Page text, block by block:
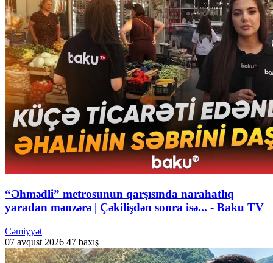
“Əhmədli” metrosunun qarşısında narahatlıq
yaradan mənzərə | Çəkilişdən sonra isə... - Baku TV
Cəmiyyət
07 avqust 2026 47 baxış